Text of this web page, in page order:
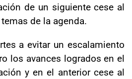
de un siguiente cese al
de la agenda.
a evitar un escalamiento
los avances logrados en el
y en el anterior cese al